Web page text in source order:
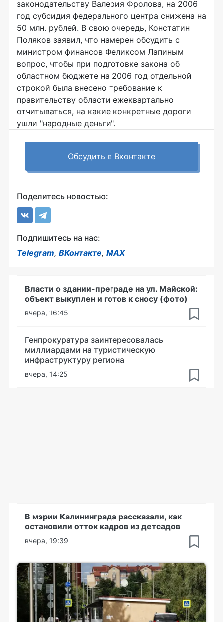
законодательству Валерия Фролова, на 2006
год субсидия федерального центра снижена на
50 млн. рублей. В свою очередь, Констатин
Поляков заявил, что намерен обсудить с
министром финансов Феликсом Лапиным
вопрос, чтобы при подготовке закона об
областном бюджете на 2006 год отдельной
строкой была внесено требование к
правительству области ежеквартально
отчитываться, на какие конкретные дороги
ушли "народные деньги".
Обсудить в Вконтакте
Поделитесь новостью:
Подпишитесь на нас:
Telegram, ВКонтакте, MAX
Власти о здании-преграде на ул. Майской:
объект выкуплен и готов к сносу (фото)
вчера, 16:45
Генпрокуратура заинтересовалась
миллиардами на туристическую
инфраструктуру региона
вчера, 14:25
В мэрии Калининграда рассказали, как
остановили отток кадров из детсадов
вчера, 19:39